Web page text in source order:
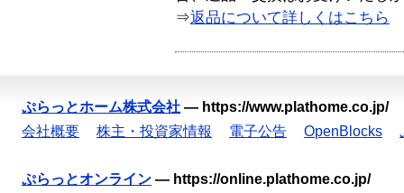
⇒返品について詳しくはこちら
ぷらっとホーム株式会社 — https://www.plathome.co.jp/
会社概要
株主・投資家情報 電子公告 OpenBlocks
ぷらっとオンライン — https://online.plathome.co.jp/